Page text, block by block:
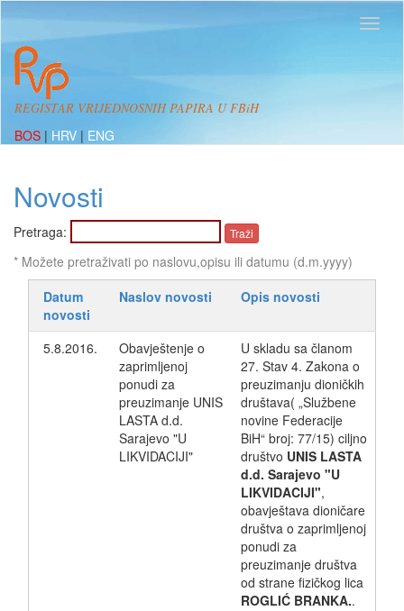
REGISTAR VRIJEDNOSNIH PAPIRA U FBiH
BOS | HRV | ENG
Novosti
Pretraga:
* Možete pretraživati po naslovu,opisu ili datumu (d.m.yyyy)
Datum
novosti
Naslov novosti Opis novosti
5.8.2016.
Obavještenje o
zaprimljenoj
ponudi za
preuzimanje UNIS
LASTA d.d.
Sarajevo "U
LIKVIDACIJI"
U skladu sa članom
27. Stav 4. Zakona o
preuzimanju dioničkih
društava( „Službene
novine Federacije
BiH“ broj: 77/15) ciljno
društvo UNIS LASTA
d.d. Sarajevo "U
LIKVIDACIJI",
obavještava dioničare
društva o zaprimljenoj
ponudi za
preuzimanje društva
od strane fizičkog lica
ROGLIĆ BRANKA..